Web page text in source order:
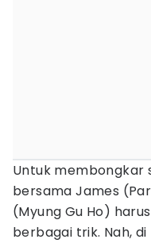
Untuk membongkar
bersama James
(Myung Gu Ho)
berbagai trik. Nah,